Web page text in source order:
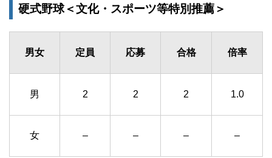
硬式野球＜文化・スポーツ等特別推薦＞
男女 定員 応募 合格 倍率
男 2 2 2 1.0
女 – – – –